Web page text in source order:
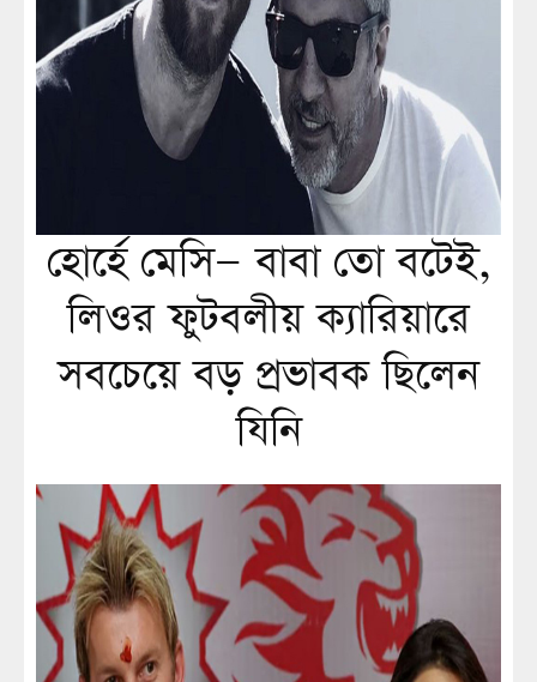
হোর্হে মেসি— বাবা তো বটেই,
লিওর ফুটবলীয় ক্যারিয়ারে
সবচেয়ে বড় প্রভাবক ছিলেন
যিনি